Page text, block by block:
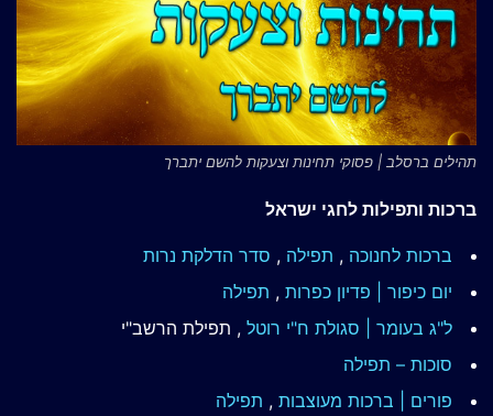
תהילים ברסלב | פסוקי תחינות וצעקות להשם יתברך
ברכות ותפילות לחגי ישראל
ברכות לחנוכה , תפילה , סדר הדלקת נרות
יום כיפור | פדיון כפרות , תפילה
ל"ג בעומר | סגולת ח"י רוטל , תפילת הרשב"י
סוכות – תפילה
פורים | ברכות מעוצבות , תפילה